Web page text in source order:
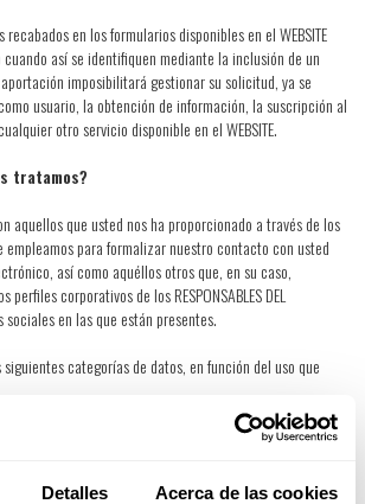
Detalles Acerca de las cookies
en los formularios disponibles en el WEBSITE
así se identifiquen mediante la inclusión de un
imposibilitará gestionar su solicitud, ya se
usuario, la obtención de información, la suscripción al
otro servicio disponible en el WEBSITE.
tratamos?
aquellos que usted nos ha proporcionado a través de los
empleamos para formalizar nuestro contacto con usted
así como aquéllos otros que, en su caso,
corporativos de los RESPONSABLES DEL
sociales en las que están presentes.
categorías de datos, en función del uso que
y de contacto (e.g. nombre, apellidos, D.N.I., dirección
identificación como usuario registrado del WEBSITE.